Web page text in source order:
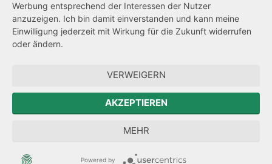
Transparenzanspruch
Hinweisgeberschutz
Forum Mitteleuropa
Der Sächsische Integrationsbeauftragte
Sächsische Landesbeauftragte zur Aufarbeitung der SED-
Werbung entsprechend der Interessen der Nutzer
anzuzeigen. Ich bin damit einverstanden und kann meine
Einwilligung jederzeit mit Wirkung für die Zukunft widerrufen
oder ändern.
VERWEIGERN
AKZEPTIEREN
MEHR
Powered by